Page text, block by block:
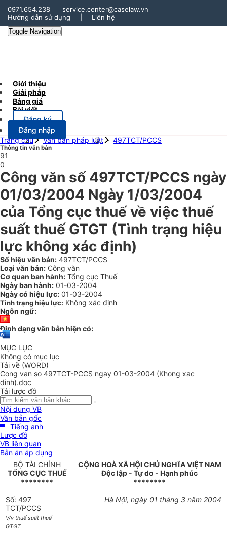
0971.654.238
service.center@caselaw.vn
Hướng dẫn sử dụng
Liên hệ
Toggle Navigation
Giới thiệu
Giải pháp
Bảng giá
Bài viết
Đăng ký
Đăng nhập
Trang chủ
Văn bản pháp luật 497TCT/PCCS
Thông tin văn bản
91
0
Công văn số 497TCT/PCCS ngày
01/03/2004 Ngày 1/03/2004
của Tổng cục thuế về việc thuế
suất thuế GTGT (Tình trạng hiệu
lực không xác định)
Số hiệu văn bản: 497TCT/PCCS
Loại văn bản: Công văn
Cơ quan ban hành: Tổng cục Thuế
Ngày ban hành: 01-03-2004
Ngày có hiệu lực: 01-03-2004
Tình trạng hiệu lực: Không xác định
Ngôn ngữ:
Định dạng văn bản hiện có:
MỤC LỤC
Không có mục lục
Tải về (WORD)
Cong van so 497TCT-PCCS ngay 01-03-2004 (Khong xac
dinh).doc
Tải lược đồ
Nội dung VB
Văn bản gốc
Tiếng anh
Lược đồ
VB liên quan
Bản án áp dụng
BỘ TÀI CHÍNH
TỔNG CỤC THUẾ
********
CỘNG HOÀ XÃ HỘI CHỦ NGHĨA VIỆT NAM
Độc lập - Tự do - Hạnh phúc
********
Số: 497
TCT/PCCS
V/v thuế suất thuế
GTGT
Hà Nội, ngày 01 tháng 3 năm 2004